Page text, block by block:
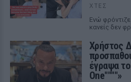
ΧΤΕΣ
Ενώ
κανείς δεν
Χρήστος
έγραψα
One""""»